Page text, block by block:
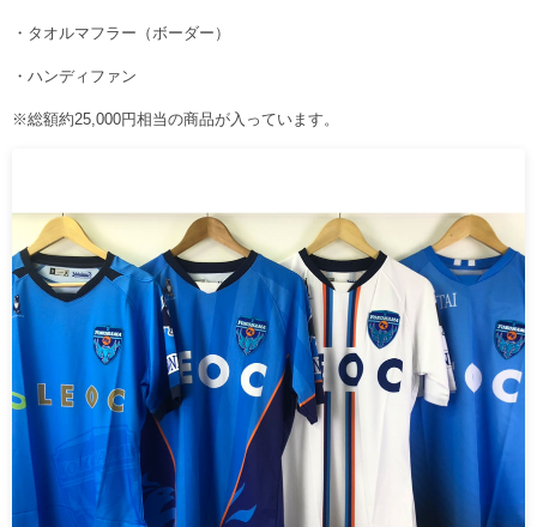
・タオルマフラー（ボーダー）
・ハンディファン
※総額約25,000円相当の商品が入っています。